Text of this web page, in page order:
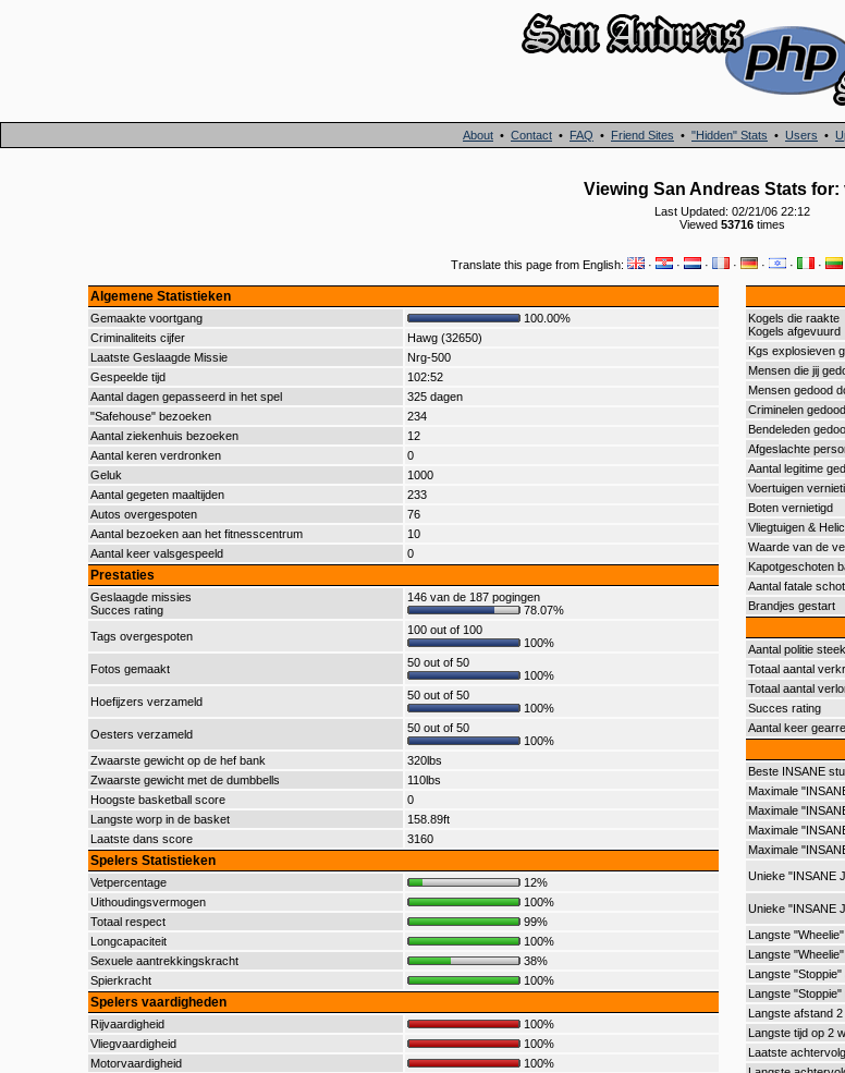
About • Contact • FAQ • Friend Sites • "Hidden" Stats • Users •
Viewing San Andreas Stats for:
Last Updated: 02/21/06 22:12
Viewed 53716times
Translate this page from English: · · · · · · ·
Algemene Statistieken
Gemaakte voortgang
100.00%
Criminaliteits cijfer
Hawg (32650)
Laatste Geslaagde Missie
Nrg-500
Gespeelde tijd
102:52
Aantal dagen gepasseerd in het spel
325 dagen
"Safehouse" bezoeken
234
Aantal ziekenhuis bezoeken
12
Aantal keren verdronken
0
Geluk
1000
Aantal gegeten maaltijden
233
Autos overgespoten
76
Aantal bezoeken aan het fitnesscentrum
10
Aantal keer valsgespeeld
0
Prestaties
Geslaagde missies
Succes rating
146 van de 187 pogingen
78.07%
Tags overgespoten
100 out of 100
100%
Fotos gemaakt
50 out of 50
100%
Hoefijzers verzameld
50 out of 50
100%
Oesters verzameld
50 out of 50
100%
Zwaarste gewicht op de hef bank
320lbs
Zwaarste gewicht met de dumbbells
110lbs
Hoogste basketball score
0
Langste worp in de basket
158.89ft
Laatste dans score
3160
Spelers Statistieken
Vetpercentage
12%
Uithoudingsvermogen
100%
Totaal respect
99%
Longcapaciteit
100%
Sexuele aantrekkingskracht
38%
Spierkracht
100%
Spelers vaardigheden
Rijvaardigheid
100%
Vliegvaardigheid
100%
Motorvaardigheid
100%
Kogels die raakte
Kogels afgevuurd
Kgs explosieven
Mensen die jij
Mensen gedood
Criminelen gedood
Bendeleden
Afgeslachte
Aantal legitime
Voertuigen
Boten vernietigd
Vliegtuigen &
Waarde van de
Kapotgeschoten
Aantal fatale
Brandjes gestart
Aantal politie
Totaal aantal
Totaal aantal
Succes rating
Aantal keer
Beste INSANE
Maximale
Maximale
Maximale
Maximale
Unieke "INSANE
Unieke "INSANE
Langste
Langste "Wheelie"
Langste "Stoppie"
Langste "Stoppie"
Langste afstand 2
Langste tijd op 2
Laatste